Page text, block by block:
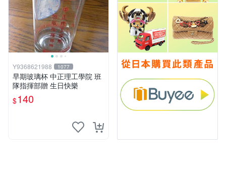
Y9368621988 1077
早期玻璃杯 中正理工學院 班
隊指揮部贈 生日快樂
$140